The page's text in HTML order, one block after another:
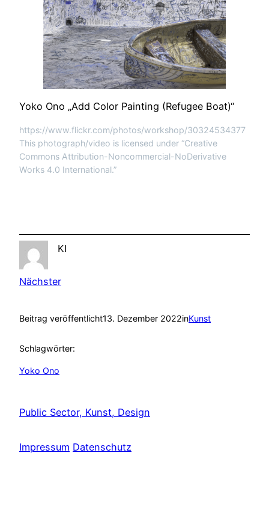
Yoko Ono „Add Color Painting (Refugee Boat)“
https://www.flickr.com/photos/workshop/30324534377
This photograph/video is licensed under “Creative
Commons Attribution-Noncommercial-NoDerivative
Works 4.0 International.”
KI
Nächster
Beitrag veröffentlicht13. Dezember 2022inKunst
Schlagwörter:
Yoko Ono
Public Sector, Kunst, Design
Impressum Datenschutz